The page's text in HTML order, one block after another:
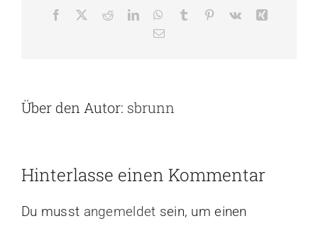
Facebook RedditLinkedInWhatsApp
Tumblr Pinterest
Vk
Xing
E-
Über den Autor: sbrunn
Hinterlasse einen Kommentar
Du musst angemeldet sein, um einen